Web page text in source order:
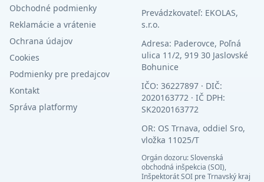
Obchodné podmienky
Reklamácie a vrátenie
Ochrana údajov
Cookies
Podmienky pre predajcov
Kontakt
Správa platformy
Prevádzkovateľ: EKOLAS,
s.r.o.
Adresa: Paderovce, Poľná
ulica 11/2, 919 30 Jaslovské
Bohunice
IČO: 36227897 · DIČ:
2020163772 · IČ DPH:
SK2020163772
OR: OS Trnava, oddiel Sro,
vložka 11025/T
Orgán dozoru: Slovenská
obchodná inšpekcia (SOI),
Inšpektorát SOI pre Trnavský kraj